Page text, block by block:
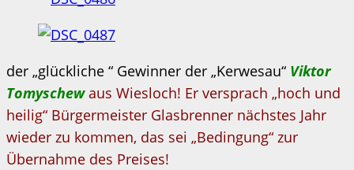
der „glückliche “ Gewinner der „Kerwesau“ Viktor
Tomyschewaus Wiesloch! Er versprach „hoch und
heilig“ Bürgermeister Glasbrenner nächstes Jahr
wieder zu kommen, das sei „Bedingung“ zur
Übernahme des Preises!